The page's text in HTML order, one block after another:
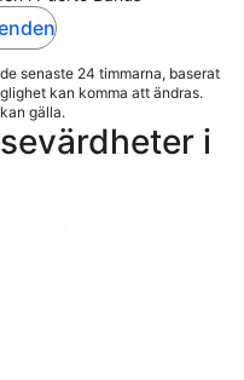
senaste 24 timmarna, baserat
kan komma att ändras.
gälla.
i